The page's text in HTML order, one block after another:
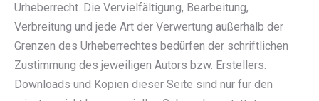
Urheberrecht. Die Vervielfältigung, Bearbeitung,
Verbreitung und jede Art der Verwertung außerhalb der
Grenzen des Urheberrechtes bedürfen der schriftlichen
Zustimmung des jeweiligen Autors bzw. Erstellers.
Downloads und Kopien dieser Seite sind nur für den